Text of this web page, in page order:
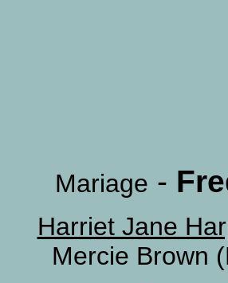
Mariage -
Harriet Jane
Mercie Brown